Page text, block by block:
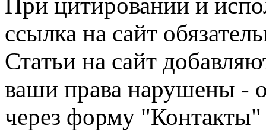
При цитировании и
ссылка на сайт
Статьи на сайт
ваши права нарушены -
через форму "Контакты"